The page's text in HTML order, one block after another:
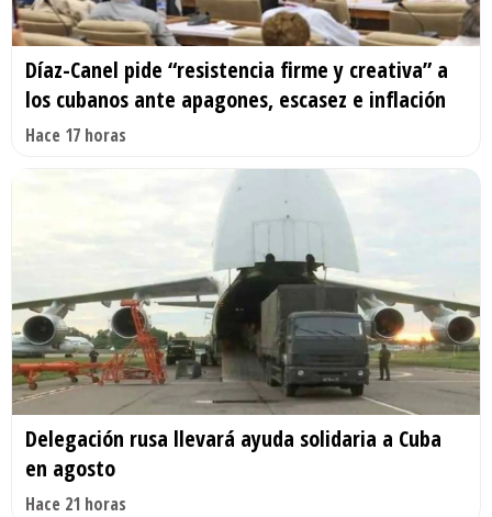
Díaz-Canel pide “resistencia firme y creativa” a
los cubanos ante apagones, escasez e inflación
Hace 17 horas
Delegación rusa llevará ayuda solidaria a Cuba
en agosto
Hace 21 horas